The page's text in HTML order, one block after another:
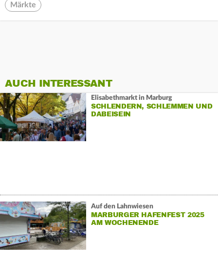
Märkte
AUCH INTERESSANT
Elisabethmarkt in Marburg
SCHLENDERN, SCHLEMMEN UND
DABEISEIN
Auf den Lahnwiesen
MARBURGER HAFENFEST 2025
AM WOCHENENDE